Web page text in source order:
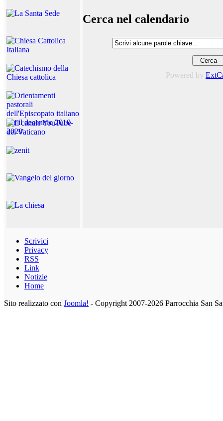
Cerca nel calendario
Powered by
Scrivici
Privacy
RSS
Link
Notizie
Home
Sito realizzato con Joomla! - Copyright 2007-2026 Parrocchia San